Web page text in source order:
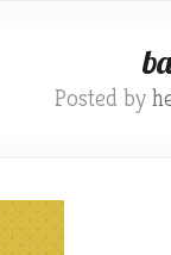
Posted by